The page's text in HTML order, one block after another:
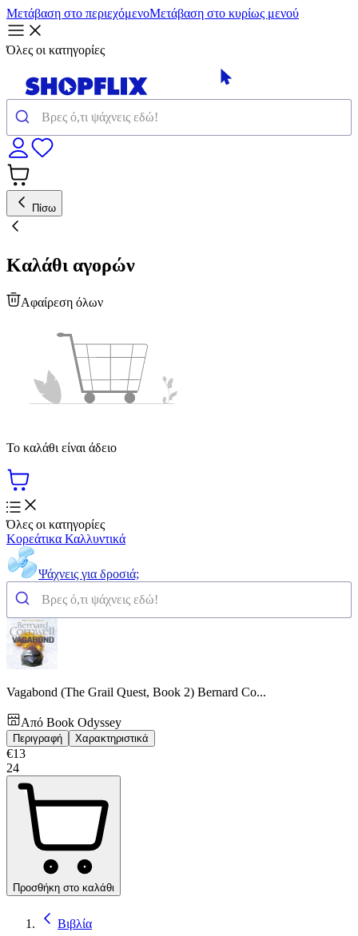
Μετάβαση στο περιεχόμενοΜετάβαση στο κυρίως μενού
Όλες οι κατηγορίες
Πίσω
Καλάθι αγορών
Αφαίρεση όλων
Το καλάθι είναι άδειο
Όλες οι κατηγορίες
Κορεάτικα Καλλυντικά
Ψάχνεις για δροσιά;
Vagabond (The Grail Quest, Book 2) Bernard Co...
Από Book Odyssey
Περιγραφή Χαρακτηριστικά
€13
24
Προσθήκη στο καλάθι
Βιβλία